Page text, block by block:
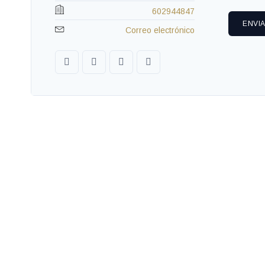
602944847
Correo electrónico